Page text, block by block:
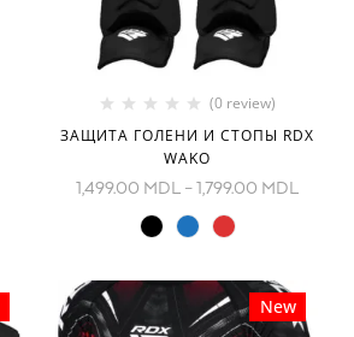
(0 review)
ЗАЩИТА ГОЛЕНИ И СТОПЫ RDX
WAKO
1,499.00 MDL – 1,799.00 MDL
New